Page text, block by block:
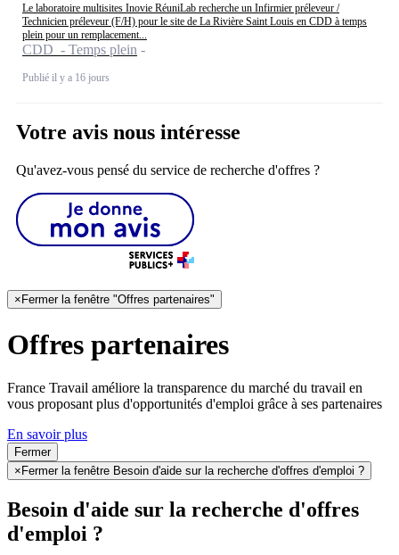
Le laboratoire multisites Inovie RéuniLab recherche un Infirmier préleveur /
Technicien préleveur (F/H) pour le site de La Rivière Saint Louis en CDD à temps
plein pour un remplacement...
CDD - Temps plein
Publié il y a 16 jours
Votre avis nous intéresse
Qu'avez-vous pensé du service de recherche d'offres ?
× Fermer la fenêtre "Offres partenaires"
Offres partenaires
France Travail améliore la transparence du marché du travail en
vous proposant plus d'opportunités d'emploi grâce à ses partenaires
En savoir plus
Fermer
× Fermer la fenêtre Besoin d'aide sur la recherche d'offres d'emploi ?
Besoin d'aide sur la recherche d'offres
d'emploi ?